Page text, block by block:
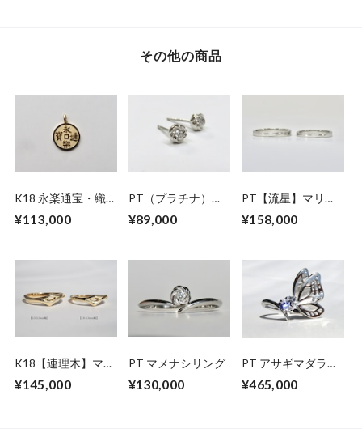
その他の商品
K18 永楽通宝・織
ペンダント（トップ
¥113,000
PT（プラチナ）マ
ドピアス
¥89,000
PT【流星】マリッ
P3.0MM
¥158,000
K18【連理木】マリ
ッジリング
¥145,000
PT マメナシリング
¥130,000
PT アサギマダラの
ダイヤモンドリング
¥465,000